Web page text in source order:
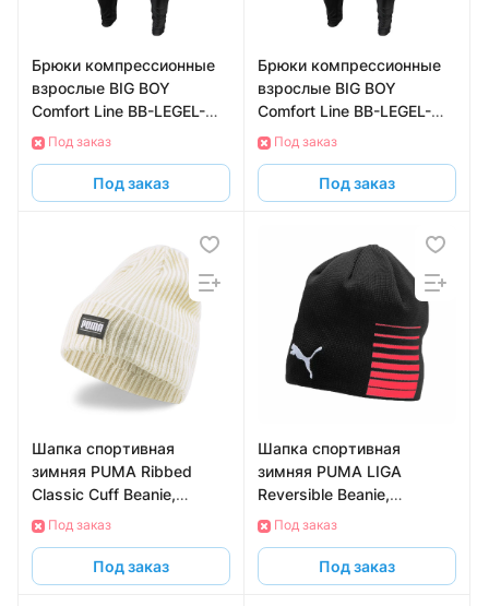
Брюки компрессионные
взрослые BIG BOY
Comfort Line BB-LEGEL-
SR-M с защитой паха,
Под заказ
Под заказ
Брюки компрессионные
взрослые BIG BOY
Comfort Line BB-LEGEL-
SR-L с защитой паха,
Под заказ
Под заказ
Шапка спортивная
зимняя PUMA Ribbed
Classic Cuff Beanie,
02403804, белый
Под заказ
Под заказ
Шапка спортивная
зимняя PUMA LIGA
Reversible Beanie,
02235701, черно-
Под заказ
Под заказ